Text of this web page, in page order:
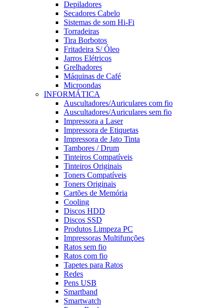
Depiladores
Secadores Cabelo
Sistemas de som Hi-Fi
Torradeiras
Tira Borbotos
Fritadeira S/ Óleo
Jarros Elétricos
Grelhadores
Máquinas de Café
Microondas
INFORMÁTICA
Auscultadores/Auriculares com fio
Auscultadores/Auriculares sem fio
Impressora a Laser
Impressora de Etiquetas
Impressora de Jato Tinta
Tambores / Drum
Tinteiros Compatíveis
Tinteiros Originais
Toners Compatíveis
Toners Originais
Cartões de Memória
Cooling
Discos HDD
Discos SSD
Produtos Limpeza PC
Impressoras Multifunções
Ratos sem fio
Ratos com fio
Tapetes para Ratos
Redes
Pens USB
Smartband
Smartwatch